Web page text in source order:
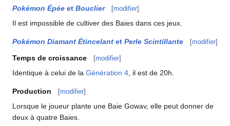
Pokémon Épée et Bouclier [modifier]
Il est impossible de cultiver des Baies dans ces jeux.
Pokémon Diamant Étincelant et Perle Scintillante [modifier]
Temps de croissance [modifier]
Identique à celui de la Génération 4 , il est de 20h.
Production [modifier]
Lorsque le joueur plante une Baie Gowav, elle peut donner de
deux à quatre Baies.